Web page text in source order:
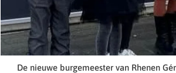
De nieuwe burgemeester van Rhenen